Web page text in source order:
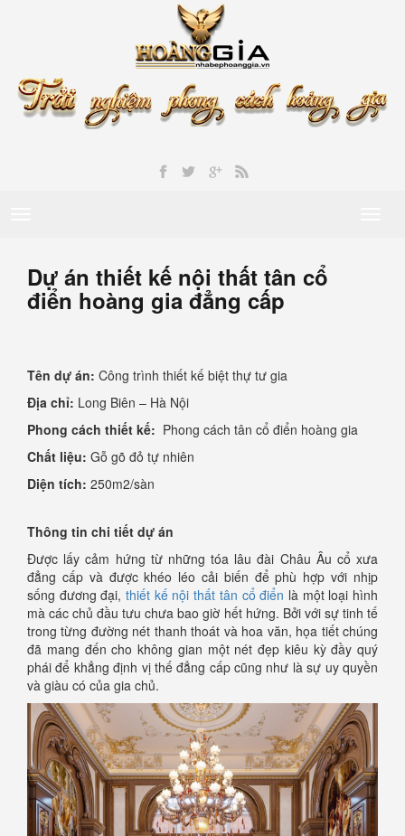
Dự án thiết kế nội thất tân cổ
điển hoàng gia đẳng cấp
Tên dự án: Công trình thiết kế biệt thự tư gia
Địa chỉ: Long Biên – Hà Nội
Phong cách thiết kế: Phong cách tân cổ điển hoàng gia
Chất liệu: Gỗ gõ đỏ tự nhiên
Diện tích: 250m2/sàn
Thông tin chi tiết dự án
Được lấy cảm hứng từ những tóa lâu đài Châu Âu cổ xưa
đẳng cấp và được khéo léo cải biến để phù hợp với nhịp
sống đương đại,thiết kế nội thất tân cổ điển là một loại hình
mà các chủ đầu tưu chưa bao giờ hết hứng. Bởi với sự tinh tế
trong từng đường nét thanh thoát và hoa văn, họa tiết chúng
đã mang đến cho không gian một nét đẹp kiêu kỳ đầy quý
phái để khẳng định vị thế đẳng cấp cũng như là sự uy quyền
và giàu có của gia chủ.